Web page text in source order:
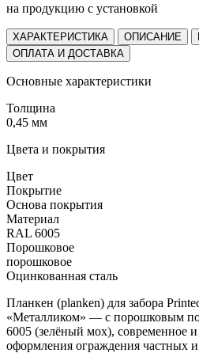
на продукцию с установкой
ХАРАКТЕРИСТИКА ОПИСАНИЕ
ОПЛАТА И ДОСТАВКА
Основные характеристики
Толщина
0,45 мм
Цвета и покрытия
Цвет
Покрытие
Основа покрытия
Материал
RAL 6005
Порошковое
порошковое
Оцинкованная сталь
Планкен (planken) для забора
«Металликом» — с порошковым
6005 (зелёный мох), современное
оформления ограждения частных